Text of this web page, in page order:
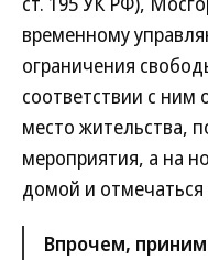
временному
ограничения
соответствии с
место жительства,
мероприятия, а на
домой и
Впрочем,